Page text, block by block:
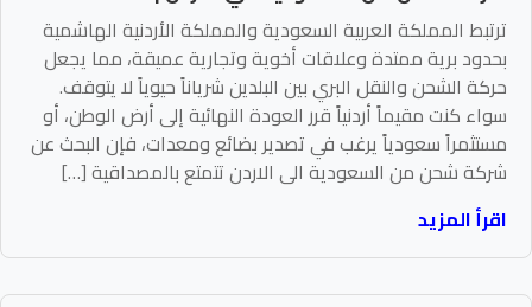
ترتبط المملكة العربية السعودية والمملكة الأردنية الهاشمية
بحدود برية ممتدة وعلاقات أخوية وتجارية عميقة، مما يجعل
حركة الشحن والنقل البري بين البلدين شرياناً حيوياً لا يتوقف.
سواء كنت مقيماً أردنياً قرر العودة النهائية إلى أرض الوطن، أو
مستثمراً سعودياً يرغب في تصدير بضائع ومعدات، فإن البحث عن
شركة شحن من السعودية الى الاردن تتمتع بالمصداقية […]
اقرأ المزيد